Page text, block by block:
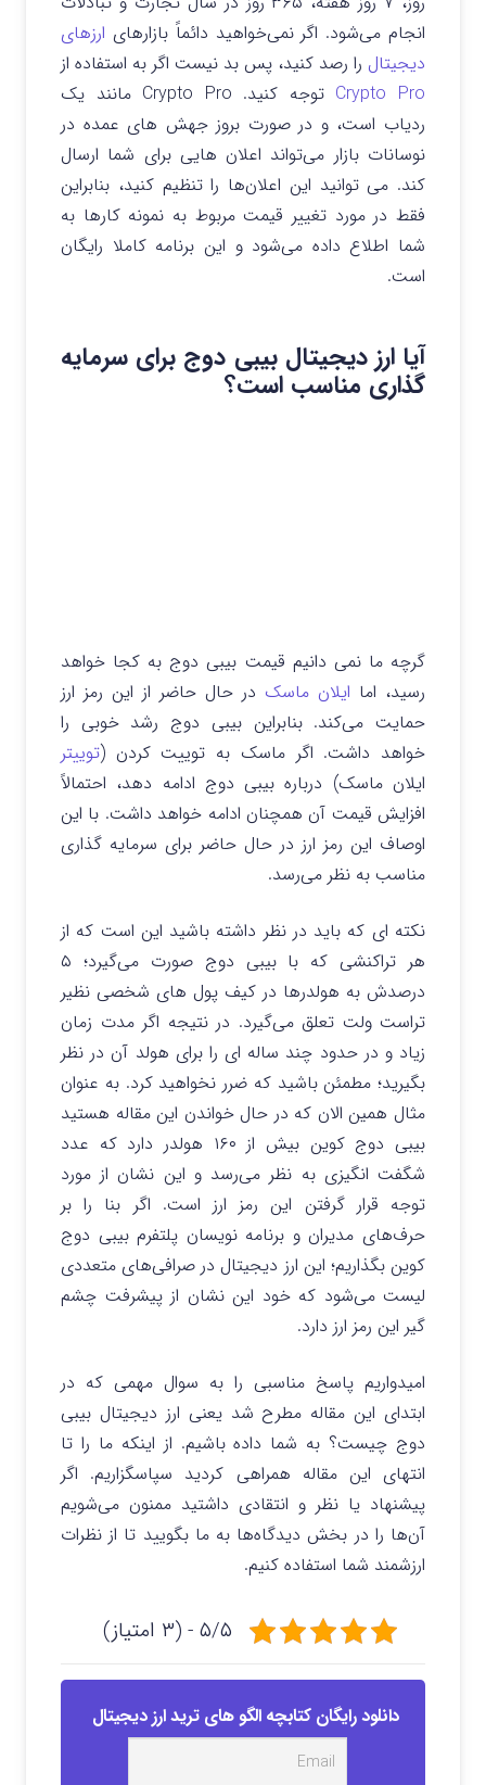
انجام می‌شود. اگر نمی‌خواهید دائماً بازارهای ارزهای
دیجیتال را رصد کنید، پس بد نیست اگر به استفاده از
Crypto Pro
توجه کنید. Crypto Pro مانند یک
ردیاب است، و در صورت بروز جهش های عمده در
نوسانات بازار می‌تواند اعلان هایی برای شما ارسال
کند. می توانید این اعلان‌ها را تنظیم کنید، بنابراین
فقط در مورد تغییر قیمت مربوط به نمونه کارها به
شما اطلاع داده می‌شود و این برنامه کاملا رایگان
است.
آیا ارز دیجیتال بیبی دوج برای سرمایه
گذاری مناسب است؟
گرچه ما نمی دانیم قیمت بیبی دوج به کجا خواهد
رسید، اما ایلان ماسک در حال حاضر از این رمز ارز
حمایت می‌کند. بنابراین بیبی دوج رشد خوبی را
خواهد داشت. اگر ماسک به توییت کردن (توییتر
ایلان ماسک) درباره بیبی دوج ادامه دهد، احتمالاً
افزایش قیمت آن همچنان ادامه خواهد داشت. با این
اوصاف این رمز ارز در حال حاضر برای سرمایه گذاری
مناسب به نظر می‌ر‌سد.
نکته ای که باید در نظر داشته باشید این است که از
هر تراکنشی که با بیبی دوج صورت می‌گیرد؛ ۵
درصدش به هولدرها در کیف پول های شخصی نظیر
تراست ولت تعلق می‌گیرد. در نتیجه اگر مدت زمان
زیاد و در حدود چند ساله ای را برای هولد آن در نظر
بگیرید؛ مطمئن باشید که ضرر نخواهید کرد. به عنوان
مثال همین الان که در حال خواندن این مقاله هستید
بیبی دوج کوین بیش از ۱۶۰ هولدر دارد که عدد
شگفت انگیزی به نظر می‌رسد و این نشان از مورد
توجه قرار گرفتن این رمز ارز است. اگر بنا را بر
حرف‌های مدیران و برنامه نویسان پلتفرم بیبی دوج
کوین بگذاریم؛ این ارز دیجیتال در صرافی‌های متعددی
لیست می‌شود که خود این نشان از پیشرفت چشم
گیر این رمز ارز دارد.
امیدواریم پاسخ مناسبی را به سوال مهمی که در
ابتدای این مقاله مطرح شد یعنی ارز دیجیتال بیبی
دوج چیست؟ به شما داده باشیم. از اینکه ما را تا
انتهای این مقاله همراهی کردید سپاسگزاریم. اگر
پیشنهاد یا نظر و انتقادی داشتید ممنون می‌شویم
آن‌ها را در بخش دیدگاه‌ها به ما بگویید تا از نظرات
ارزشمند شما استفاده کنیم.
۵/۵ - (۳ امتیاز)
دانلود رایگان کتابچه الگو های ترید ارز دیجیتال